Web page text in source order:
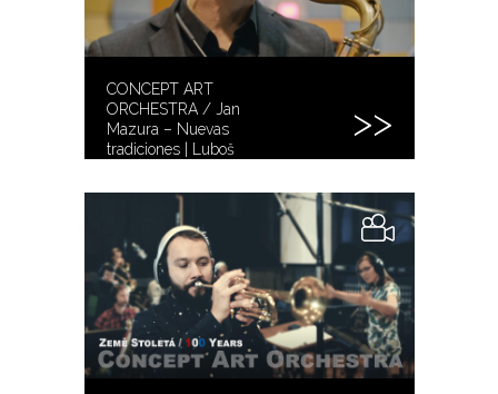
CONCEPT ART
ORCHESTRA / Jan
Mazura – Nuevas
tradiciones | Luboš